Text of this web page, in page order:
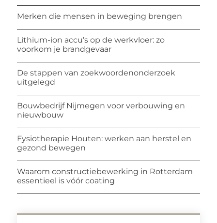
Merken die mensen in beweging brengen
Lithium-ion accu’s op de werkvloer: zo
voorkom je brandgevaar
De stappen van zoekwoordenonderzoek
uitgelegd
Bouwbedrijf Nijmegen voor verbouwing en
nieuwbouw
Fysiotherapie Houten: werken aan herstel en
gezond bewegen
Waarom constructiebewerking in Rotterdam
essentieel is vóór coating